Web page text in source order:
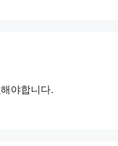
해야합니다.